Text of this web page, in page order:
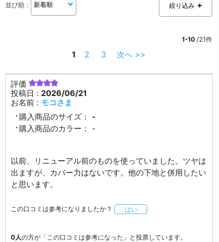
並び順 ： 絞り込み
1-10 /21件
1 2 3 次へ >>
評価
投稿日 : 2026/06/21
お名前 : モコさま
購入商品のサイズ：
-
購入商品のカラー：
-
以前、リニューアル前のものを使っていました。ツヤは
出ますが、カバー力はないです。他の下地と併用したい
と思います。
この口コミは参考になりましたか？ はい
0人の方が「この口コミは参考になった」と投票しています。